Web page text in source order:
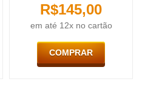
R$145,00
em até 12x no cartão
COMPRAR